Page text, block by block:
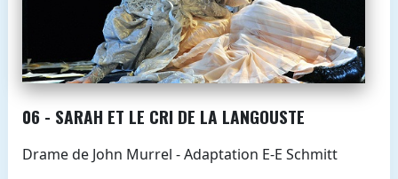
06 - SARAH ET LE CRI DE LA LANGOUSTE
Drame de John Murrel - Adaptation E-E Schmitt